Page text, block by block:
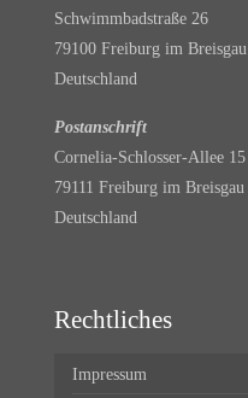
Schwimmbadstraße 26
79100 Freiburg im Breisgau
Deutschland
Postanschrift
Cornelia-Schlosser-Allee 15
79111 Freiburg im Breisgau
Deutschland
Rechtliches
Impressum